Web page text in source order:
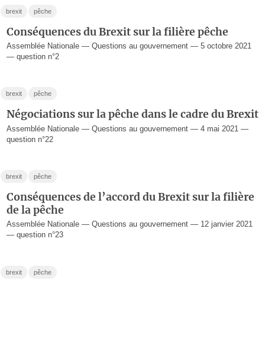
brexit pêche
Conséquences du Brexit sur la filière pêche
Assemblée Nationale — Questions au gouvernement — 5 octobre 2021
— question n°2
brexit pêche
Négociations sur la pêche dans le cadre du Brexit
Assemblée Nationale — Questions au gouvernement — 4 mai 2021 —
question n°22
brexit pêche
Conséquences de l’accord du Brexit sur la filière
de la pêche
Assemblée Nationale — Questions au gouvernement — 12 janvier 2021
— question n°23
brexit pêche